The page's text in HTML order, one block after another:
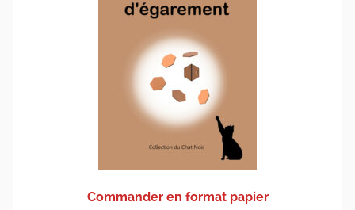
Commander en format papier